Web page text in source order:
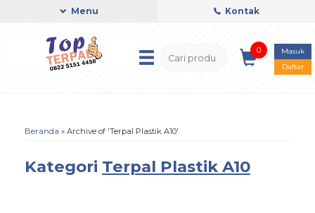
Menu Kontak
0
Masuk
Daftar
Beranda » Archive of 'Terpal Plastik A10'
Kategori Terpal Plastik A10